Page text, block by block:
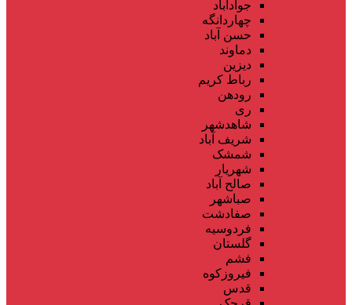
جوادآباد
چهاردانگه
حسن آباد
دماوند
دیزین
رباط کریم
رودهن
ری
شاهدشهر
شریف آباد
شمشک
شهریار
صالح آباد
صباشهر
صفادشت
فردوسیه
گلستان
فشم
فیروزکوه
قدس